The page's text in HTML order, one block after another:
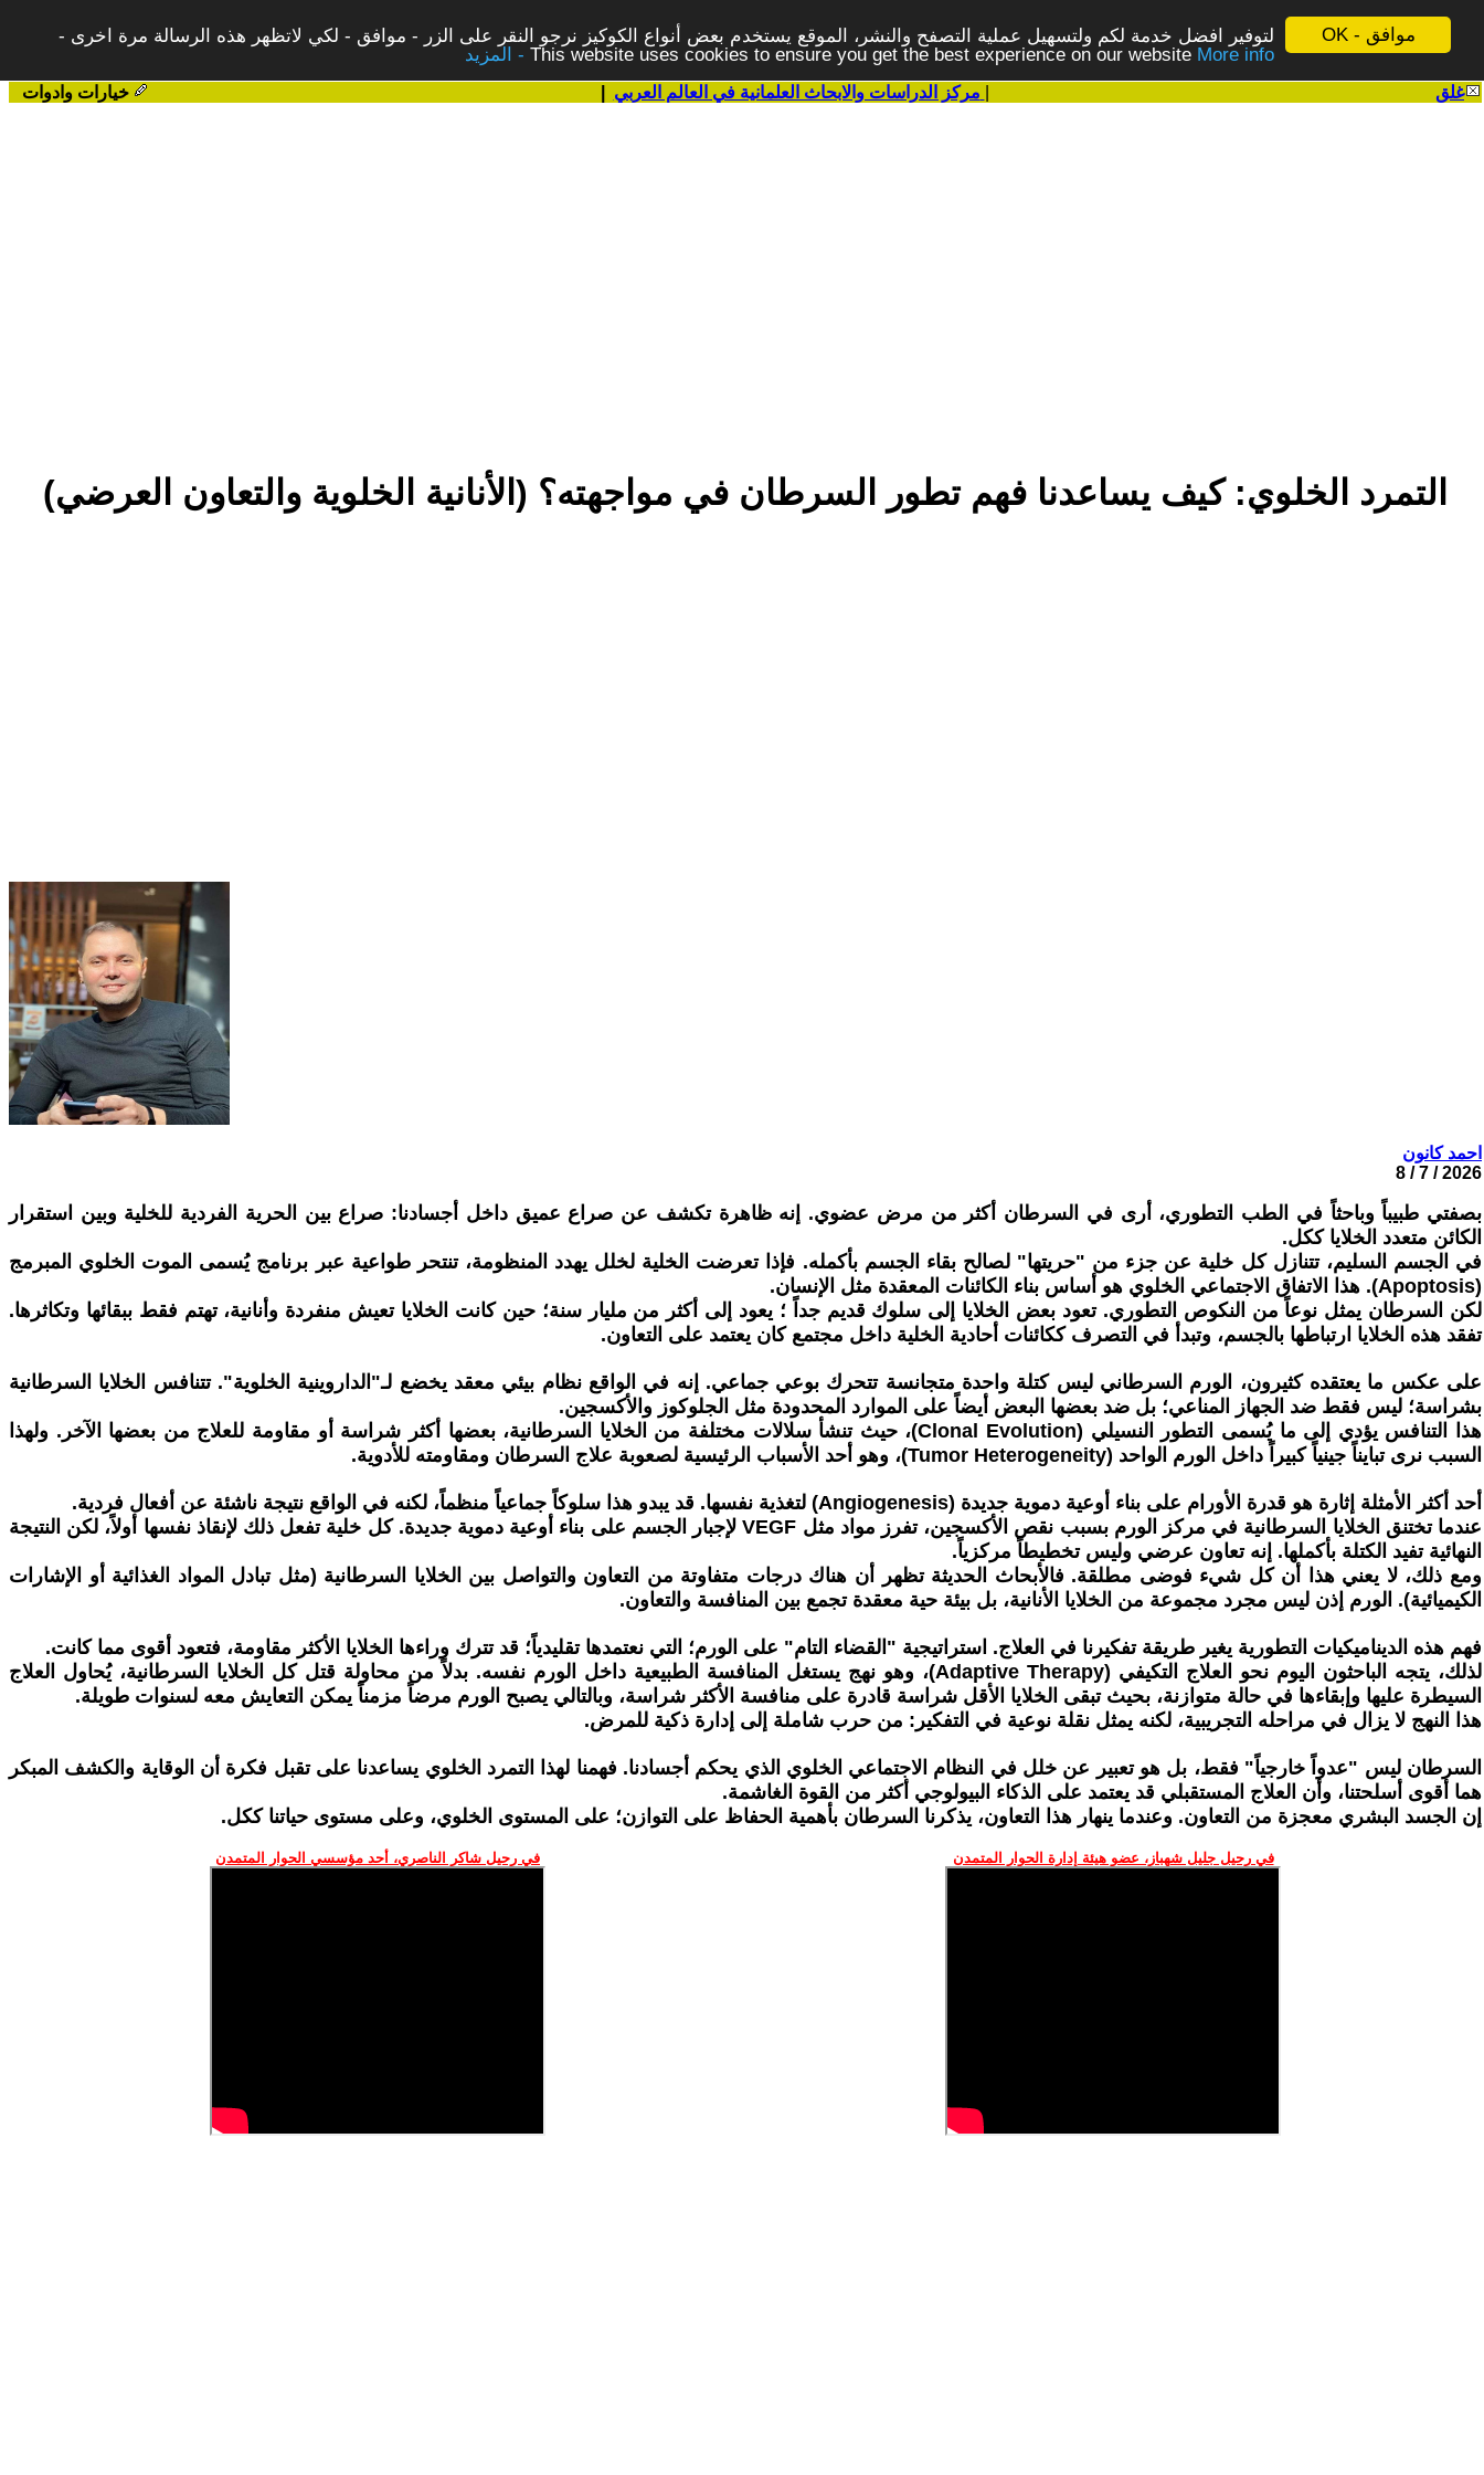
موافق - OK
لتوفير افضل خدمة لكم ولتسهيل عملية التصفح والنشر، الموقع يستخدم بعض أنواع الكوكيز نرجو النقر على الزر - موافق - لكي لاتظهر هذه الرسالة مرة اخرى -
This website uses cookies to ensure you get the best experience on our website More info - المزيد
غلق خيارات وادوات
التمرد الخلوي: كيف يساعدنا فهم تطور السرطان في مواجهته؟ (الأنانية الخلوية والتعاون العرضي)
احمد كانون
2026 / 7 / 8
بصفتي طبيباً وباحثاً في الطب التطوري، أرى في السرطان أكثر من مرض عضوي. إنه ظاهرة تكشف عن صراع عميق داخل أجسادنا: صراع بين الحرية الفردية للخلية وبين استقرار
الكائن متعدد الخلايا ككل.
في الجسم السليم، تتنازل كل خلية عن جزء من "حريتها" لصالح بقاء الجسم بأكمله. فإذا تعرضت الخلية لخلل يهدد المنظومة، تنتحر طواعية عبر برنامج يُسمى الموت الخلوي المبرمج
(Apoptosis). هذا الاتفاق الاجتماعي الخلوي هو أساس بناء الكائنات المعقدة مثل الإنسان.
لكن السرطان يمثل نوعاً من النكوص التطوري. تعود بعض الخلايا إلى سلوك قديم جداً ؛ يعود إلى أكثر من مليار سنة؛ حين كانت الخلايا تعيش منفردة وأنانية، تهتم فقط ببقائها وتكاثرها.
تفقد هذه الخلايا ارتباطها بالجسم، وتبدأ في التصرف ككائنات أحادية الخلية داخل مجتمع كان يعتمد على التعاون.
على عكس ما يعتقده كثيرون، الورم السرطاني ليس كتلة واحدة متجانسة تتحرك بوعي جماعي. إنه في الواقع نظام بيئي معقد يخضع لـ"الداروينية الخلوية". تتنافس الخلايا السرطانية
بشراسة؛ ليس فقط ضد الجهاز المناعي؛ بل ضد بعضها البعض أيضاً على الموارد المحدودة مثل الجلوكوز والأكسجين.
هذا التنافس يؤدي إلى ما يُسمى التطور النسيلي (Clonal Evolution)، حيث تنشأ سلالات مختلفة من الخلايا السرطانية، بعضها أكثر شراسة أو مقاومة للعلاج من بعضها الآخر. ولهذا
السبب نرى تبايناً جينياً كبيراً داخل الورم الواحد (Tumor Heterogeneity)، وهو أحد الأسباب الرئيسية لصعوبة علاج السرطان ومقاومته للأدوية.
أحد أكثر الأمثلة إثارة هو قدرة الأورام على بناء أوعية دموية جديدة (Angiogenesis) لتغذية نفسها. قد يبدو هذا سلوكاً جماعياً منظماً، لكنه في الواقع نتيجة ناشئة عن أفعال فردية.
عندما تختنق الخلايا السرطانية في مركز الورم بسبب نقص الأكسجين، تفرز مواد مثل VEGF لإجبار الجسم على بناء أوعية دموية جديدة. كل خلية تفعل ذلك لإنقاذ نفسها أولاً، لكن النتيجة
النهائية تفيد الكتلة بأكملها. إنه تعاون عرضي وليس تخطيطاً مركزياً.
ومع ذلك، لا يعني هذا أن كل شيء فوضى مطلقة. فالأبحاث الحديثة تظهر أن هناك درجات متفاوتة من التعاون والتواصل بين الخلايا السرطانية (مثل تبادل المواد الغذائية أو الإشارات
الكيميائية). الورم إذن ليس مجرد مجموعة من الخلايا الأنانية، بل بيئة حية معقدة تجمع بين المنافسة والتعاون.
فهم هذه الديناميكيات التطورية يغير طريقة تفكيرنا في العلاج. استراتيجية "القضاء التام" على الورم؛ التي نعتمدها تقليدياً؛ قد تترك وراءها الخلايا الأكثر مقاومة، فتعود أقوى مما كانت.
لذلك، يتجه الباحثون اليوم نحو العلاج التكيفي (Adaptive Therapy)، وهو نهج يستغل المنافسة الطبيعية داخل الورم نفسه. بدلاً من محاولة قتل كل الخلايا السرطانية، يُحاول العلاج
السيطرة عليها وإبقاءها في حالة متوازنة، بحيث تبقى الخلايا الأقل شراسة قادرة على منافسة الأكثر شراسة، وبالتالي يصبح الورم مرضاً مزمناً يمكن التعايش معه لسنوات طويلة.
هذا النهج لا يزال في مراحله التجريبية، لكنه يمثل نقلة نوعية في التفكير: من حرب شاملة إلى إدارة ذكية للمرض.
السرطان ليس "عدواً خارجياً" فقط، بل هو تعبير عن خلل في النظام الاجتماعي الخلوي الذي يحكم أجسادنا. فهمنا لهذا التمرد الخلوي يساعدنا على تقبل فكرة أن الوقاية والكشف المبكر
هما أقوى أسلحتنا، وأن العلاج المستقبلي قد يعتمد على الذكاء البيولوجي أكثر من القوة الغاشمة.
إن الجسد البشري معجزة من التعاون. وعندما ينهار هذا التعاون، يذكرنا السرطان بأهمية الحفاظ على التوازن؛ على المستوى الخلوي، وعلى مستوى حياتنا ككل.
في رحيل جليل شهباز، عضو هيئة إدارة الحوار المتمدن في رحيل شاكر الناصري، أحد مؤسسي الحوار المتمدن